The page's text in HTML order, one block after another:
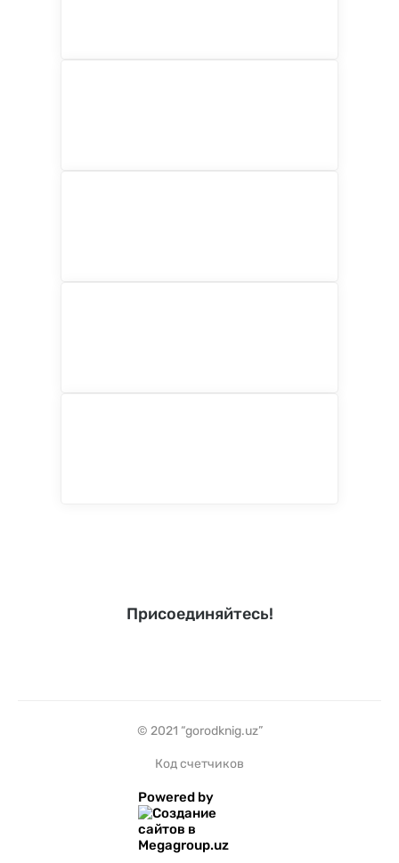
Присоединяйтесь!
© 2021 “gorodknig.uz”
Код счетчиков
Powered by